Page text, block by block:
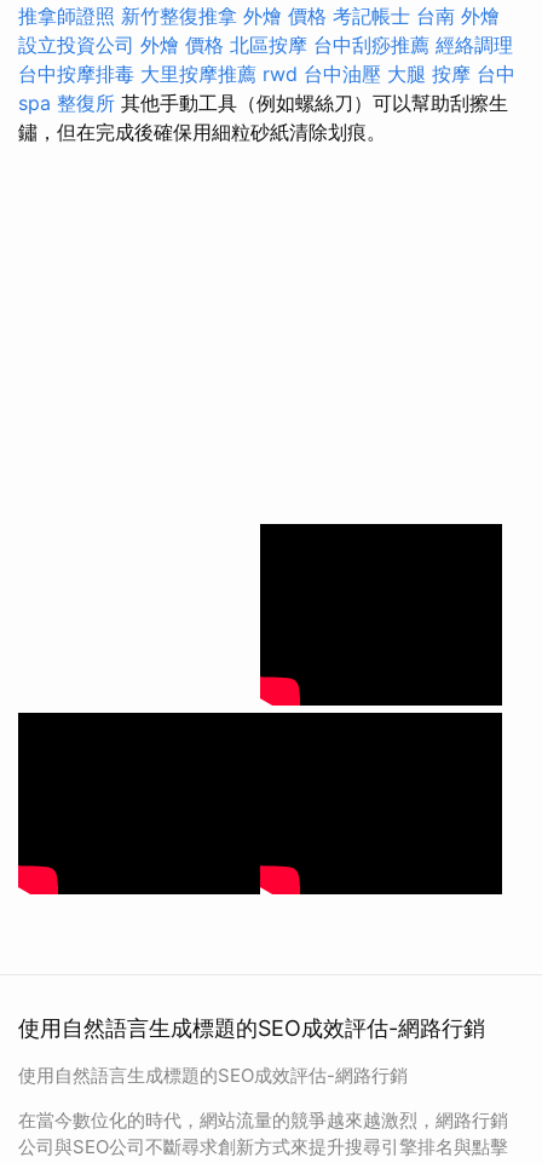
推拿師證照 新竹整復推拿 外燴 價格 考記帳士 台南 外燴
設立投資公司 外燴 價格 北區按摩 台中刮痧推薦 經絡調理
台中按摩排毒 大里按摩推薦 rwd 台中油壓 大腿 按摩 台中
spa 整復所 其他手動工具（例如螺絲刀）可以幫助刮擦生
鏽，但在完成後確保用細粒砂紙清除划痕。
使用自然語言生成標題的SEO成效評估-網路行銷
使用自然語言生成標題的SEO成效評估-網路行銷
在當今數位化的時代，網站流量的競爭越來越激烈，網路行銷
公司與SEO公司不斷尋求創新方式來提升搜尋引擎排名與點擊